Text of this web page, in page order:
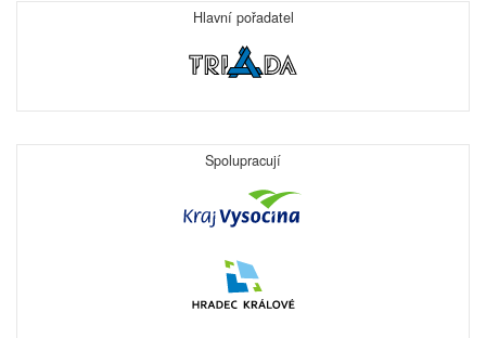
Hlavní pořadatel
Spolupracují